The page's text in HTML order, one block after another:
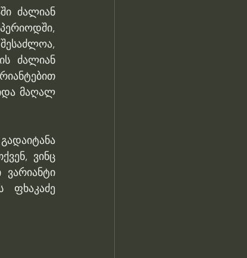
ძალიან
ძალიან
მაღალ
ვინც